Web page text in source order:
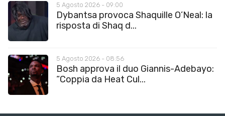
5 Agosto 2026 - 09:00
Dybantsa provoca Shaquille O’Neal: la
risposta di Shaq d...
5 Agosto 2026 - 08:56
Bosh approva il duo Giannis-Adebayo:
“Coppia da Heat Cul...